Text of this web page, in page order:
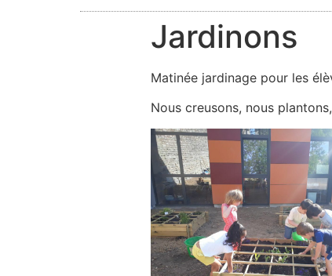
Jardinons
Matinée jardinage pour les
Nous creusons, nous